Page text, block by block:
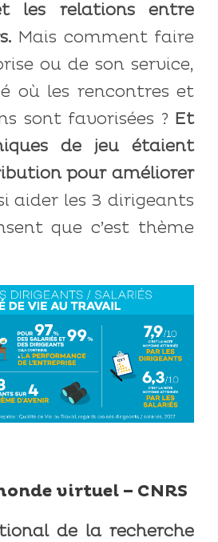
les relations entre
Mais comment faire
ou de son service,
où les rencontres et
sont favorisées ? Et
de jeu étaient
pour améliorer
aider les 3 dirigeants
que c’est thème
virtuel – CNRS
de la recherche